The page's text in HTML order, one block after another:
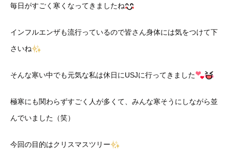
毎日がすごく寒くなってきましたね
インフルエンザも流行っているので皆さん身体には気をつけて下
さいね
そんな寒い中でも元気な私は休日にUSJに行ってきました
極寒にも関わらずすごく人が多くて、みんな寒そうにしながら並
んでいました（笑）
今回の目的はクリスマスツリー